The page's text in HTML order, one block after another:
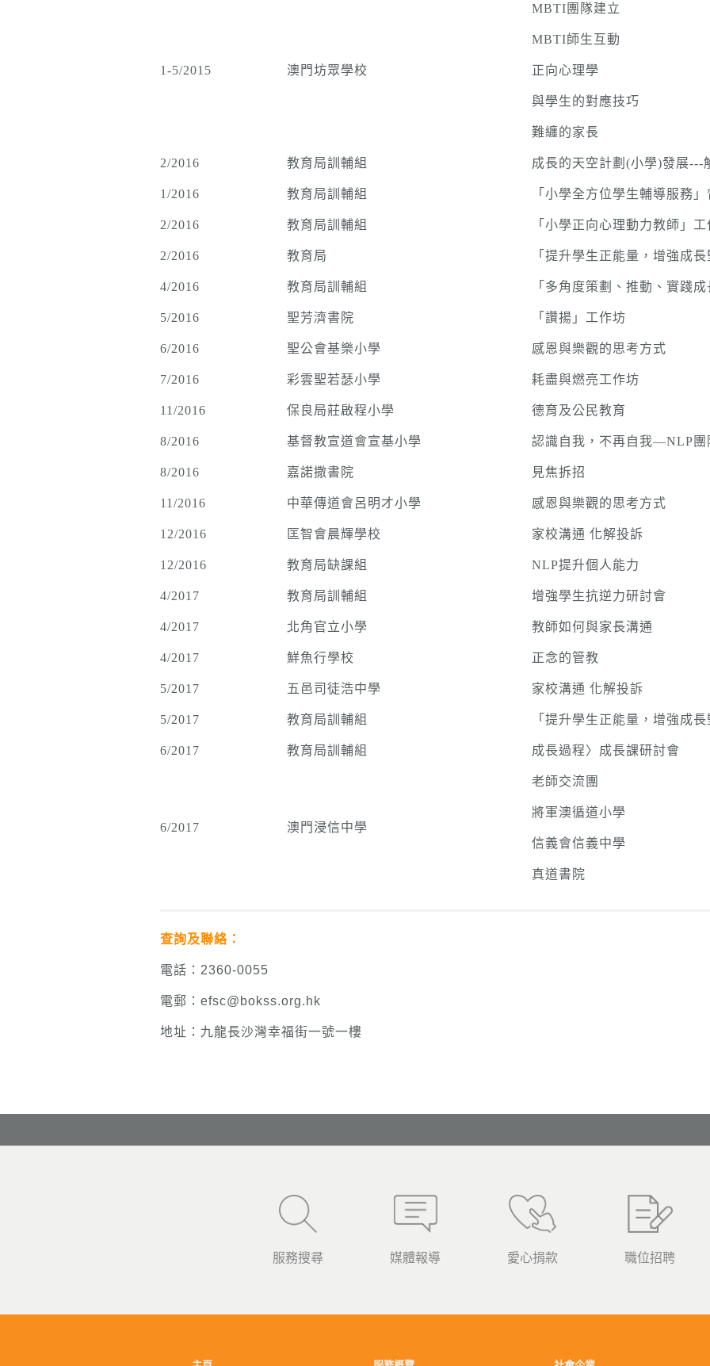
1-5/2015 澳門坊眾學校
MBTI團隊建立
MBTI師生互動
正向心理學
與學生的對應技巧
難纏的家長
2/2016 教育局訓輔組 成長的天空計劃(小學)發展---
1/2016 教育局訓輔組 「小學全方位學生輔導服務
2/2016 教育局訓輔組 「小學正向心理動力教師」
2/2016 教育局 「提升學生正能量，增強成
4/2016 教育局訓輔組 「多角度策劃、推動、實踐
5/2016 聖芳濟書院 「讚揚」工作坊
6/2016 聖公會基樂小學 感恩與樂觀的思考方式
7/2016 彩雲聖若瑟小學 耗盡與燃亮工作坊
11/2016 保良局莊啟程小學 德育及公民教育
8/2016 基督教宣道會宣基小學 認識自我，不再自我—NLP團
8/2016 嘉諾撒書院 見焦拆招
11/2016 中華傳道會呂明才小學 感恩與樂觀的思考方式
12/2016 匡智會晨輝學校 家校溝通 化解投訴
12/2016 教育局缺課組 NLP提升個人能力
4/2017 教育局訓輔組 增強學生抗逆力研討會
4/2017 北角官立小學 教師如何與家長溝通
4/2017 鮮魚行學校 正念的管教
5/2017 五邑司徒浩中學 家校溝通 化解投訴
5/2017 教育局訓輔組 「提升學生正能量，增強成
6/2017 教育局訓輔組 成長過程〉成長課研討會
6/2017 澳門浸信中學
老師交流團
將軍澳循道小學
信義會信義中學
真道書院
查詢及聯絡：
電話：2360-0055
電郵：efsc@bokss.org.hk
地址：九龍長沙灣幸福街一號一樓
服務搜尋 媒體報導 愛心捐款 職位招聘